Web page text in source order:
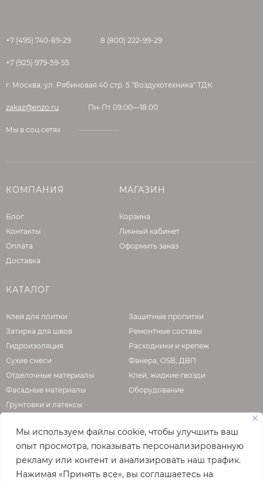
Мы используем файлы cookie, чтобы улучшить ваш
опыт просмотра, показывать персонализированную
рекламу или контент и анализировать наш трафик.
Нажимая «Принять все», вы соглашаетесь на
+7 (495) 740-89-29 8 (800) 222-99-29
+7 (925) 979-59-55
г. Москва, ул. Рябиновая 40 стр. 5 "Воздухотехника" ТДК
zakaz@enzo.ru Пн-Пт 09:00—18:00
Мы в соц.сетях
КОМПАНИЯ
Блог
Контакты
Оплата
Доставка
МАГАЗИН
Корзина
Личный кабинет
Оформить заказ
КАТАЛОГ
Клей для плитки
Затирка для швов
Гидроизоляция
Сухие смеси
Отделочные материалы
Фасадные материалы
Грунтовки и латексы
Защитные пропитки
Ремонтные составы
Расходники и крепеж
Фанера, OSB, ДВП
Клей, жидкие гвозди
Оборудование
О КОМПАНИИ
Официальная страница сайта enzo.ru